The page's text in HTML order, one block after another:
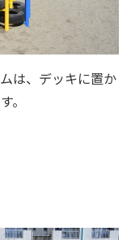
は、デッキに置か
。